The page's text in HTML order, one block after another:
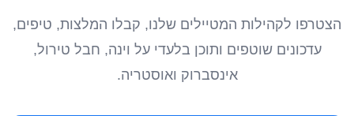
הצטרפו לקהילות המטיילים שלנו, קבלו המלצות, טיפים,
עדכונים שוטפים ותוכן בלעדי על וינה, חבל טירול,
אינסברוק ואוסטריה.